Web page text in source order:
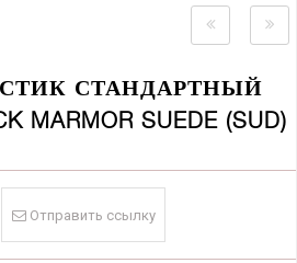
СТАНДАРТНЫЙ
SUEDE (SUD)
Отправить ссылку